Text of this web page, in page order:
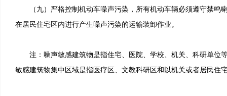
（九）严格控制机动车噪声污染，所有机动车辆必须遵守禁鸣
在居民住宅区内进行产生噪声污染的运输装卸作业。
注：噪声敏感建筑物是指住宅、医院、学校、机关、科研单位
敏感建筑物集中区域是指医疗区、文教科研区和以机关或者居民住